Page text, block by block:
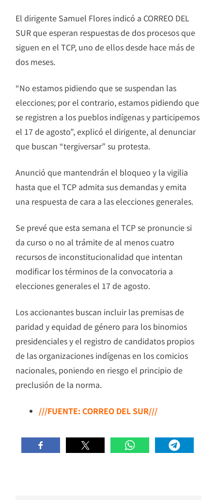
El dirigente Samuel Flores indicó a CORREO DEL
SUR que esperan respuestas de dos procesos que
siguen en el TCP, uno de ellos desde hace más de
dos meses.
“No estamos pidiendo que se suspendan las
elecciones; por el contrario, estamos pidiendo que
se registren a los pueblos indígenas y participemos
el 17 de agosto”, explicó el dirigente, al denunciar
que buscan “tergiversar” su protesta.
Anunció que mantendrán el bloqueo y la vigilia
hasta que el TCP admita sus demandas y emita
una respuesta de cara a las elecciones generales.
Se prevé que esta semana el TCP se pronuncie si
da curso o no al trámite de al menos cuatro
recursos de inconstitucionalidad que intentan
modificar los términos de la convocatoria a
elecciones generales el 17 de agosto.
Los accionantes buscan incluir las premisas de
paridad y equidad de género para los binomios
presidenciales y el registro de candidatos propios
de las organizaciones indígenas en los comicios
nacionales, poniendo en riesgo el principio de
preclusión de la norma.
///FUENTE: CORREO DEL SUR///